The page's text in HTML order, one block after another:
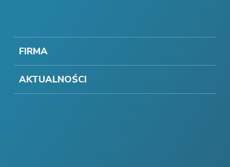
FIRMA
AKTUALNOŚCI